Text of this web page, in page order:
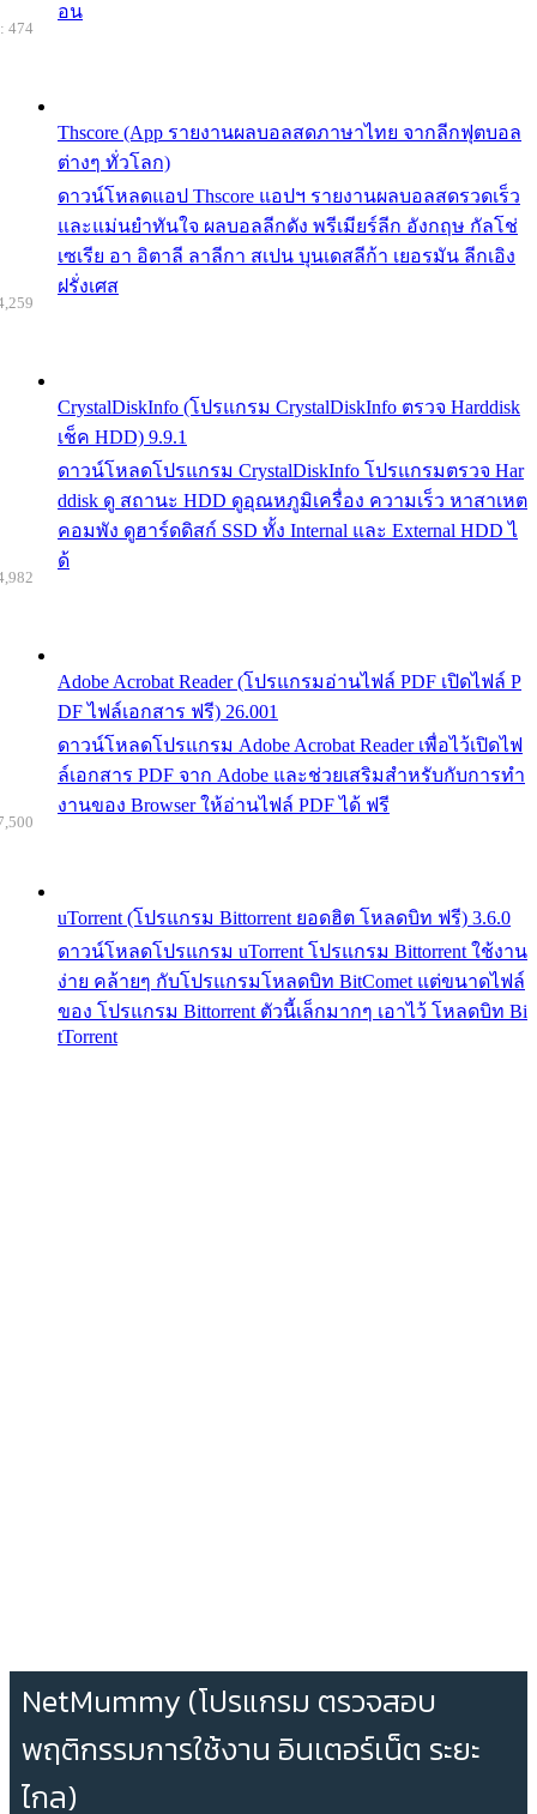
อน
Thscore (App รายงานผลบอลสดภาษาไทย จากลีกฟุตบอล
ต่างๆ ทั่วโลก)
ดาวน์โหลดแอป Thscore แอปฯ รายงานผลบอลสดรวดเร็ว
และแม่นยำทันใจ ผลบอลลีกดัง พรีเมียร์ลีก อังกฤษ กัลโช่
เซเรีย อา อิตาลี ลาลีกา สเปน บุนเดสลีก้า เยอรมัน ลีกเอิง
ฝรั่งเศส
474
CrystalDiskInfo (โปรแกรม CrystalDiskInfo ตรวจ Harddisk
เช็ค HDD) 9.9.1
ดาวน์โหลดโปรแกรม CrystalDiskInfo โปรแกรมตรวจ Har
ddisk ดู สถานะ HDD ดูอุณหภูมิเครื่อง ความเร็ว หาสาเหต
คอมพัง ดูฮาร์ดดิสก์ SSD ทั้ง Internal และ External HDD ไ
ด้
Adobe Acrobat Reader (โปรแกรมอ่านไฟล์ PDF เปิดไฟล์ P
DF ไฟล์เอกสาร ฟรี) 26.001
ดาวน์โหลดโปรแกรม Adobe Acrobat Reader เพื่อไว้เปิดไฟ
ล์เอกสาร PDF จาก Adobe และช่วยเสริมสำหรับกับการทำ
งานของ Browser ให้อ่านไฟล์ PDF ได้ ฟรี
uTorrent (โปรแกรม Bittorrent ยอดฮิต โหลดบิท ฟรี) 3.6.0
ดาวน์โหลดโปรแกรม uTorrent โปรแกรม Bittorrent ใช้งาน
ง่าย คล้ายๆ กับโปรแกรมโหลดบิท BitComet แต่ขนาดไฟล์
ของ โปรแกรม Bittorrent ตัวนี้เล็กมากๆ เอาไว้ โหลดบิท Bi
tTorrent
NetMummy (โปรแกรม ตรวจสอบ
พฤติกรรมการใช้งาน อินเตอร์เน็ต ระยะ
ไกล)